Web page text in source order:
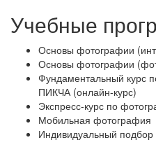
Учебные
Основы фотографии
Основы фотографии
Фундаментальный курс
ПИКЧА (онлайн-курс)
Экспресс-курс по
Мобильная фотография
Индивидуальный подбор